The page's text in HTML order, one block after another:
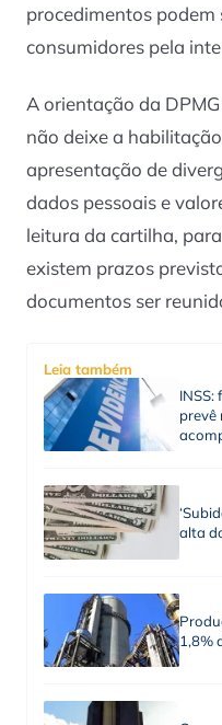
procedimentos
consumidores pela
A orientação da
não deixe a
apresentação de
dados pessoais e
leitura da cartilha,
existem prazos
documentos ser
Leia também
prevê
alta
1,8%